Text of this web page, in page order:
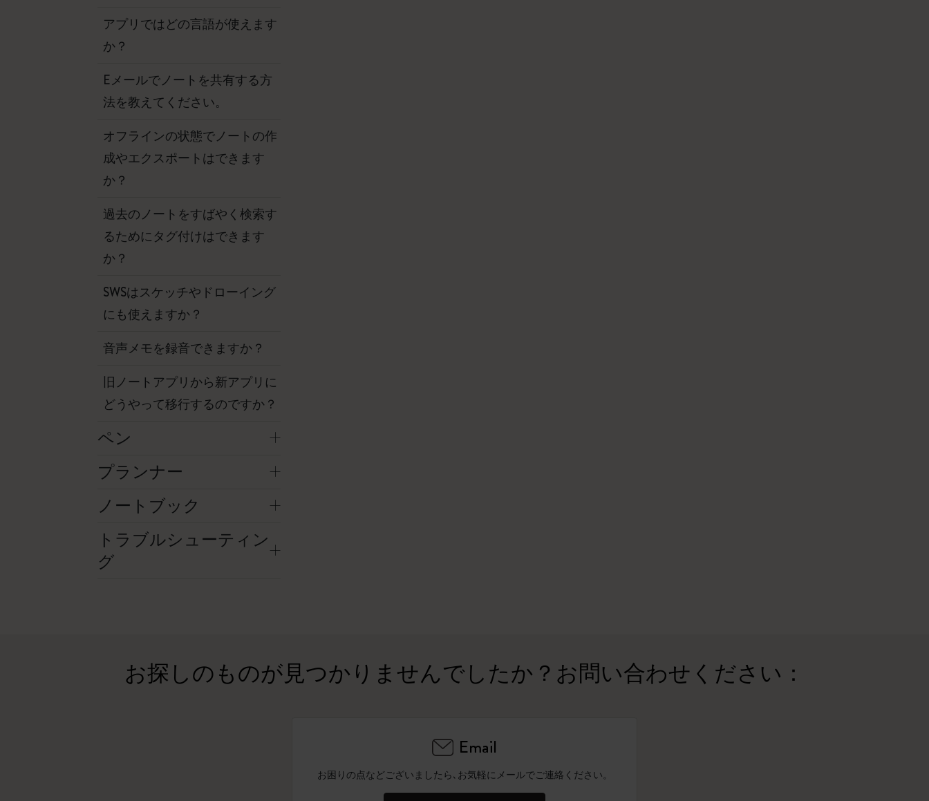
アプリではどの言語が使えます
か？
Eメールでノートを共有する方
法を教えてください。
オフラインの状態でノートの作
成やエクスポートはできます
か？
過去のノートをすばやく検索す
るためにタグ付けはできます
か？
SWSはスケッチやドローイング
にも使えますか？
音声メモを録音できますか？
旧ノートアプリから新アプリに
どうやって移行するのですか？
ペン
プランナー
ノートブック
トラブルシューティン
グ
お探しのものが見つかりませんでしたか？お問い合わせください：
Email
お困りの点などございましたら､お気軽にメールでご連絡ください。